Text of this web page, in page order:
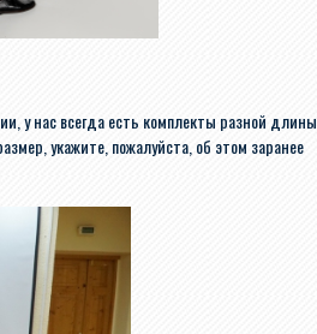
у нас всегда есть комплекты разной длины,
укажите, пожалуйста, об этом заранее